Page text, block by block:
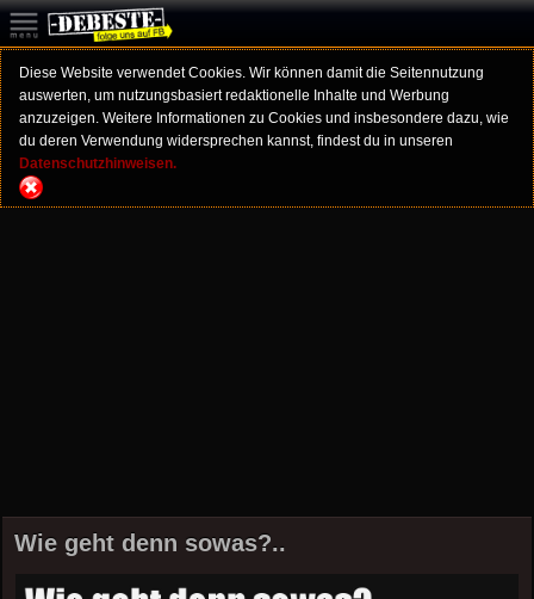
Diese Website verwendet Cookies. Wir können damit die Seitennutzung
auswerten, um nutzungsbasiert redaktionelle Inhalte und Werbung
anzuzeigen. Weitere Informationen zu Cookies und insbesondere dazu, wie
du deren Verwendung widersprechen kannst, findest du in unseren
Datenschutzhinweisen.
Wie geht denn sowas?..